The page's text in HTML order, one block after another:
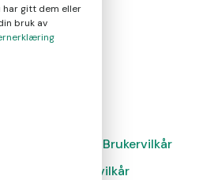
Brukervilkår
Leverandørvilkår
har gitt dem eller
bruk av